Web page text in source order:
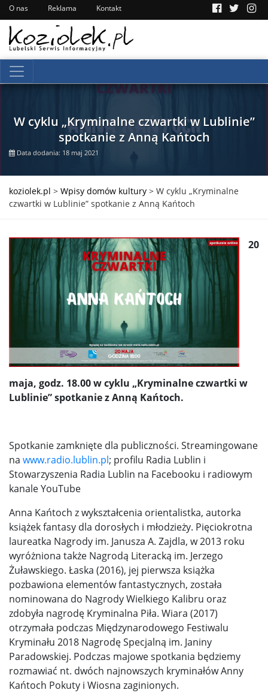
O nas Reklama Kontakt
W cyklu „Kryminalne czwartki w Lublinie”
spotkanie z Anną Kańtoch
Data dodania: 18 maj 2021
koziolek.pl > Wpisy domów kultury > W cyklu „Kryminalne
czwartki w Lublinie” spotkanie z Anną Kańtoch
20
maja, godz. 18.00 w cyklu „Kryminalne czwartki w
Lublinie” spotkanie z Anną Kańtoch.
Spotkanie zamknięte dla publiczności. Streamingowane
na www.radio.lublin.pl; profilu Radia Lublin i
Stowarzyszenia Radia Lublin na Facebooku i radiowym
kanale YouTube
Anna Kańtoch z wykształcenia orientalistka, autorka
książek fantasy dla dorosłych i młodzieży. Pięciokrotna
laureatka Nagrody im. Janusza A. Zajdla, w 2013 roku
wyróżniona także Nagrodą Literacką im. Jerzego
Żuławskiego. Łaska (2016), jej pierwsza książka
pozbawiona elementów fantastycznych, została
nominowana do Nagrody Wielkiego Kalibru oraz
zdobyła nagrodę Kryminalna Piła. Wiara (2017)
otrzymała podczas Międzynarodowego Festiwalu
Kryminału 2018 Nagrodę Specjalną im. Janiny
Paradowskiej. Podczas majowe spotkania będziemy
rozmawiać nt. dwóch najnowszych kryminałów Anny
Kańtoch Pokuty i Wiosna zaginionych.